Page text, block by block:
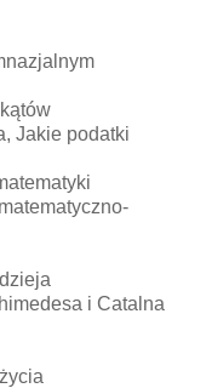
Jakie podatki
i Catalna